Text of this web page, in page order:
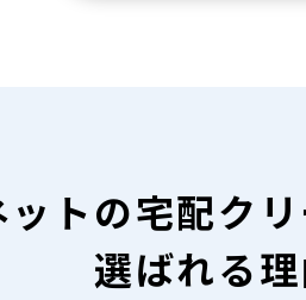
ットの宅配ク
選ばれる理